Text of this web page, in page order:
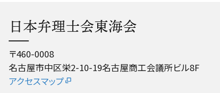
日本弁理士会東海会
〒460-0008
名古屋市中区栄2-10-19名古屋商工会議所ビル8F
アクセスマップ